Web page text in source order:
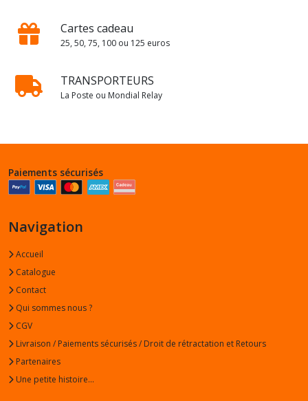
Cartes cadeau
25, 50, 75, 100 ou 125 euros
TRANSPORTEURS
La Poste ou Mondial Relay
Paiements sécurisés
Navigation
Accueil
Catalogue
Contact
Qui sommes nous ?
CGV
Livraison / Paiements sécurisés / Droit de rétractation et Retours
Partenaires
Une petite histoire...